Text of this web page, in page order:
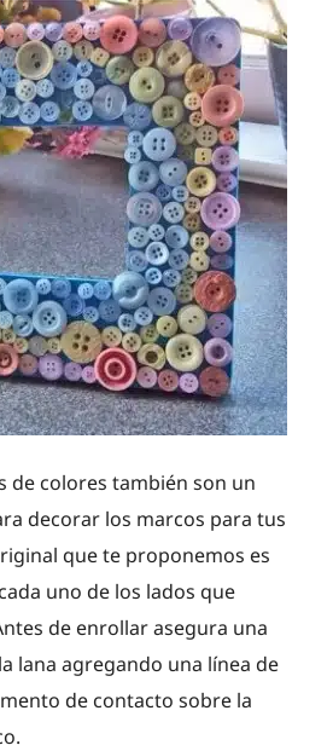
de colores también son un
decorar los marcos para tus
que te proponemos es
uno de los lados que
de enrollar asegura una
lana agregando una línea de
de contacto sobre la